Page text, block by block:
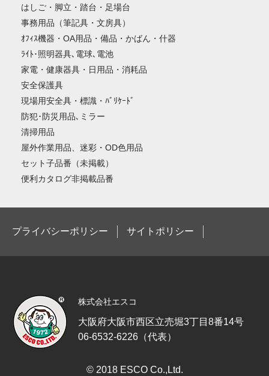
はしご・脚立・踏台・足場台
事務用品（筆記具・文房具）
ｵﾌｨｽ機器・OA用品・備品・かばん・什器
ﾗｲﾄ･照明器具､電球､電池
家電・健康器具・日用品・消耗品
安全保護具
現場用安全具・標識・ﾊﾞﾘｹｰﾄﾞ
防犯･防災用品､ミラー
清掃用品
屋外作業用品、迷彩・OD色用品
セット子品番（未掲載）
便利カタログ非掲載品番
プライバシーポリシー サイトポリシー
株式会社エスコ
大阪府大阪市西区立売堀3丁目8番14号
06-6532-6226（代表）
© 2018 ESCO Co.,Ltd.